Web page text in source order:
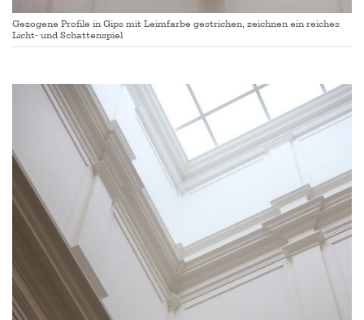
Gezogene Profile in Gips mit Leimfarbe gestrichen, zeichnen ein reiches
Licht- und Schattenspiel